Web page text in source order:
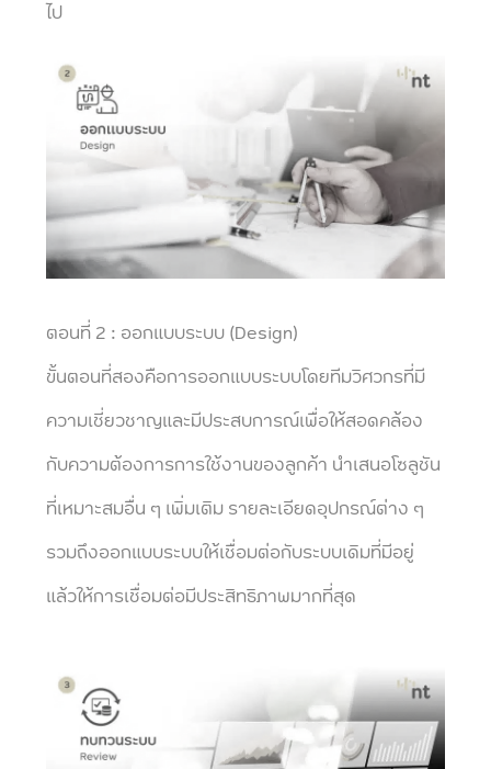
ไป
ตอนที่ 2 : ออกแบบระบบ (Design)
ขั้นตอนที่สองคือการออกแบบระบบโดยทีมวิศวกรที่มี
ความเชี่ยวชาญและมีประสบการณ์เพื่อให้สอดคล้อง
กับความต้องการการใช้งานของลูกค้า นำเสนอโซลูชัน
ที่เหมาะสมอื่น ๆ เพิ่มเติม รายละเอียดอุปกรณ์ต่าง ๆ
รวมถึงออกแบบระบบให้เชื่อมต่อกับระบบเดิมที่มีอยู่
แล้วให้การเชื่อมต่อมีประสิทธิภาพมากที่สุด